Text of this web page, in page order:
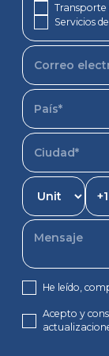
Servicios
He leído,
Acepto y